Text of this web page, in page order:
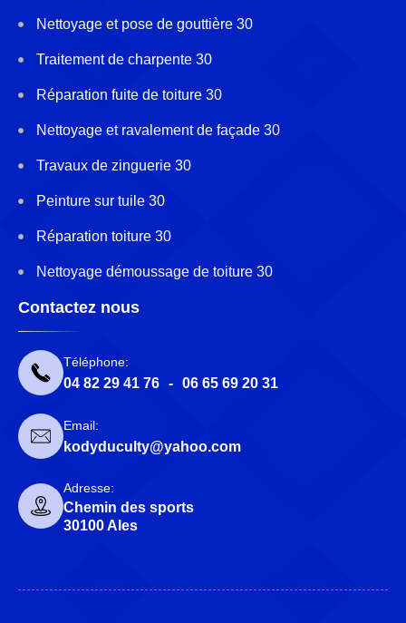
Nettoyage et pose de gouttière 30
Traitement de charpente 30
Réparation fuite de toiture 30
Nettoyage et ravalement de façade 30
Travaux de zinguerie 30
Peinture sur tuile 30
Réparation toiture 30
Nettoyage démoussage de toiture 30
Contactez nous
Téléphone:
04 82 29 41 76 - 06 65 69 20 31
Email:
kodyduculty@yahoo.com
Adresse:
Chemin des sports
30100 Ales